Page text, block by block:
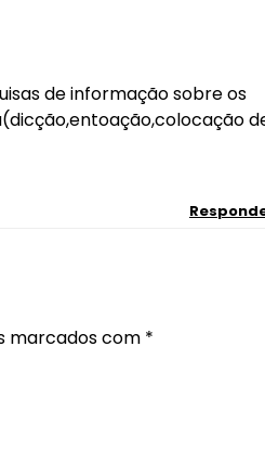
de informação sobre os
marcados com *